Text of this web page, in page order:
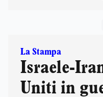
La Stampa
Israele-
Uniti in